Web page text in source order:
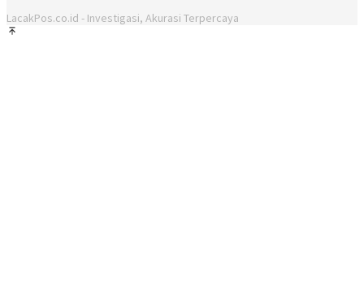
LacakPos.co.id - Investigasi, Akurasi Terpercaya